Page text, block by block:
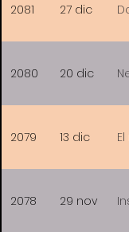
2081 27 dic
2080 20 dic
2079 13 dic
2078 29 nov